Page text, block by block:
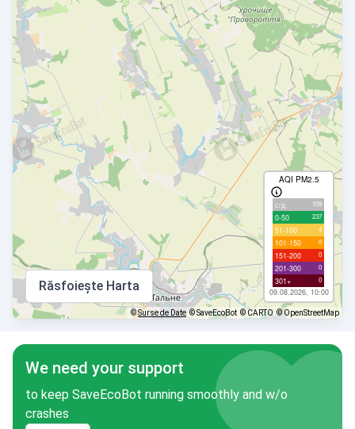
AQI PM2.5
с/д 109
0-50 237
51-100 4
101-150 0
151-200 0
201-300 0
301+ 0
09.08.2026, 10:00
Răsfoiește Harta
©Surse de Date © SaveEcoBot © CARTO © OpenStreetMap
We need your support
to keep SaveEcoBot running smoothly and w/o
crashes